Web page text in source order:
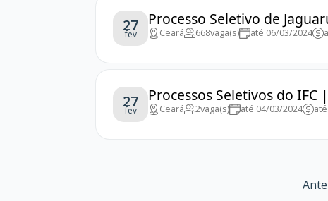
27
fev
Processo Seletivo de
Ceará 668vaga(s) até 06/03/2024
27
fev
Processos Seletivos do
Ceará 2vaga(s) até 04/03/2024